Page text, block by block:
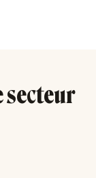
secteur